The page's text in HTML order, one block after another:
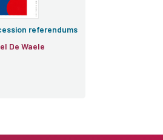
referendums
De Waele